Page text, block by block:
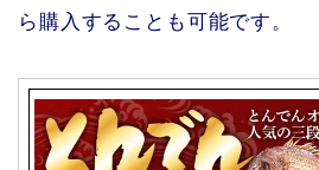
ら購入することも可能です。